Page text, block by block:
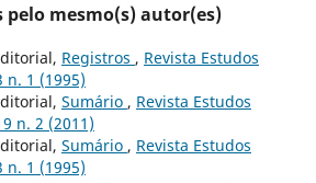
mesmo(s) autor(es)
Registros , Revista Estudos
n. 1 (1995)
Sumário , Revista Estudos
n. 2 (2011)
Sumário , Revista Estudos
n. 1 (1995)